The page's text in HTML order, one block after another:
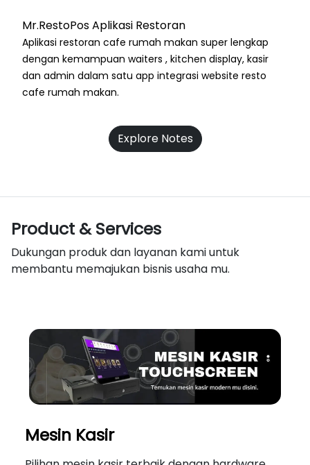
Mr.RestoPos Aplikasi Restoran
Aplikasi restoran cafe rumah makan super lengkap
dengan kemampuan waiters , kitchen display, kasir
dan admin dalam satu app integrasi website resto
cafe rumah makan.
Explore Notes
Product & Services
Dukungan produk dan layanan kami untuk
membantu memajukan bisnis usaha mu.
Mesin Kasir